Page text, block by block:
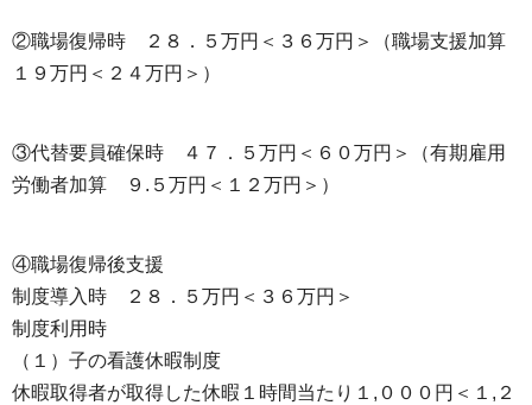
②職場復帰時 ２８．５万円＜３６万円＞（職場支援加算
１９万円＜２４万円＞）
③代替要員確保時 ４７．５万円＜６０万円＞（有期雇用
労働者加算 ９.５万円＜１２万円＞）
④職場復帰後支援
制度導入時 ２８．５万円＜３６万円＞
制度利用時
（１）子の看護休暇制度
休暇取得者が取得した休暇１時間当たり１,０００円＜１,２